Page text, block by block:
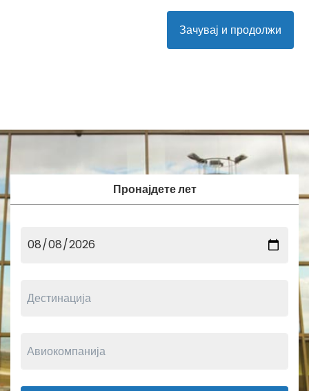
Зачувај и продолжи
Пронајдете лет